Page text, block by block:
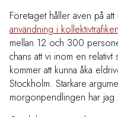
Företaget håller även på att
användning i kollektivtrafiken
mellan 12 och 300
chans att vi inom en relativt
kommer att kunna åka
Stockholm. Starkare
morgonpendlingen har jag